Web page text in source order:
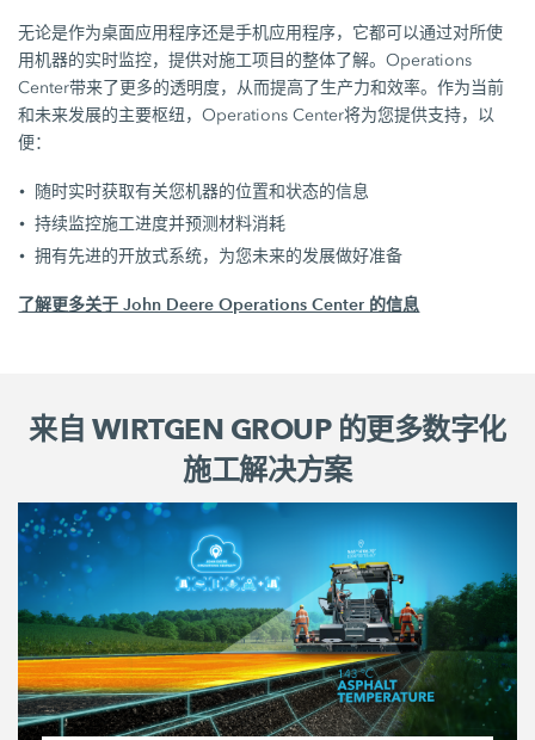
无论是作为桌面应用程序还是手机应用程序，它都可以通过对所使
用机器的实时监控，提供对施工项目的整体了解。Operations
Center带来了更多的透明度，从而提高了生产力和效率。作为当前
和未来发展的主要枢纽，Operations Center将为您提供支持，以
便：
随时实时获取有关您机器的位置和状态的信息
持续监控施工进度并预测材料消耗
拥有先进的开放式系统，为您未来的发展做好准备
了解更多关于 John Deere Operations Center 的信息
来自 WIRTGEN GROUP 的更多数字化
施工解决方案